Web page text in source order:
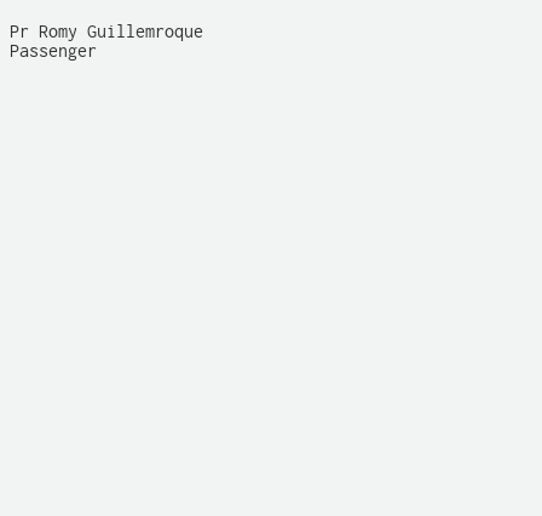
Pr Romy Guillemroque
Passenger